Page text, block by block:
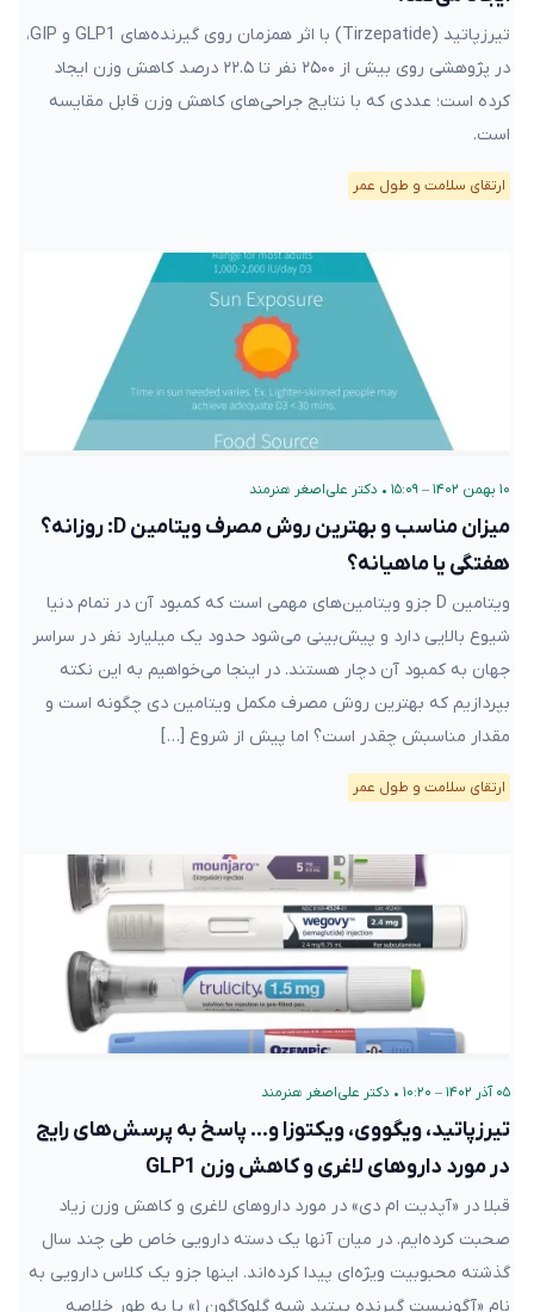
تیرزپاتید (Tirzepatide) با اثر همزمان روی گیرنده‌های GLP1 و GIP،
در پژوهشی روی بیش از ۲۵۰۰ نفر تا ۲۲.۵ درصد کاهش وزن ایجاد
کرده است؛ عددی که با نتایج جراحی‌های کاهش وزن قابل مقایسه
است.
ارتقای سلامت و طول عمر
۱۰ بهمن ۱۴۰۲ – ۱۵:۰۹ • دکتر علی‌اصغر هنرمند
میزان مناسب و بهترین روش مصرف ویتامین D: روزانه؟
هفتگی یا ماهیانه؟
ویتامین D جزو ویتامین‌های مهمی است که کمبود آن در تمام دنیا
شیوع بالایی دارد و پیش‌بینی می‌شود حدود یک میلیارد نفر در سراسر
جهان به کمبود آن دچار هستند. در اینجا می‌خواهیم به این نکته
بپردازیم که بهترین روش مصرف مکمل ویتامین دی چگونه است و
مقدار مناسبش چقدر است؟ اما پیش از شروع […]
ارتقای سلامت و طول عمر
۰۵ آذر ۱۴۰۲ – ۱۰:۲۰ • دکتر علی‌اصغر هنرمند
تیرزپاتید، ویگووی، ویکتوزا و… پاسخ به پرسش‌های رایج
در مورد داروهای لاغری و کاهش وزن GLP1
قبلا در «آپدیت ام دی» در مورد داروهای لاغری و کاهش وزن زیاد
صحبت کرده‌ایم. در میان آنها یک دسته دارویی خاص طی چند سال
گذشته محبوبیت ویژه‌ای پیدا کرده‌اند. اینها جزو یک کلاس دارویی به
نام «آگونیست گیرنده پپتید شبه گلوکاگون ۱» یا به طور خلاصه